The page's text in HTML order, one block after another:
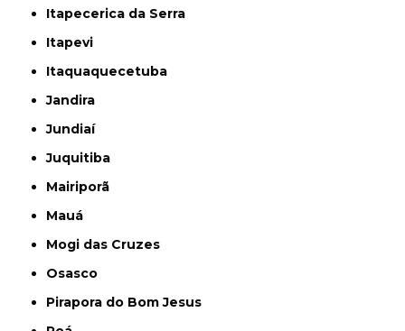
Itapecerica da Serra
Itapevi
Itaquaquecetuba
Jandira
Jundiaí
Juquitiba
Mairiporã
Mauá
Mogi das Cruzes
Osasco
Pirapora do Bom Jesus